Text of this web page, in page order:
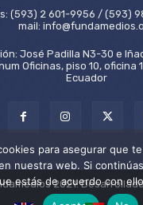
(593) 2 601-9956 / (593)
mail:
José Padilla N3-30 e
Oficinas, piso 10, oficina
Ecuador
2021.
para asegurar que
nuestra web. Si
estás de acuerdo con